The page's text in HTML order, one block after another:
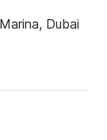
Dubai